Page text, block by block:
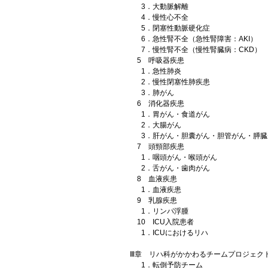
3．大動脈解離
4．慢性心不全
5．閉塞性動脈硬化症
6．急性腎不全（急性腎障害：AKI）
7．慢性腎不全（慢性腎臓病：CKD）
5 呼吸器疾患
1．急性肺炎
2．慢性閉塞性肺疾患
3．肺がん
6 消化器疾患
1．胃がん・食道がん
2．大腸がん
3．肝がん・胆囊がん・胆管がん・膵
7 頭頸部疾患
1．咽頭がん・喉頭がん
2．舌がん・歯肉がん
8 血液疾患
1．血液疾患
9 乳腺疾患
1．リンパ浮腫
10 ICU入院患者
1．ICUにおけるリハ
Ⅲ章 リハ科がかかわるチームプロジェク
1．転倒予防チーム